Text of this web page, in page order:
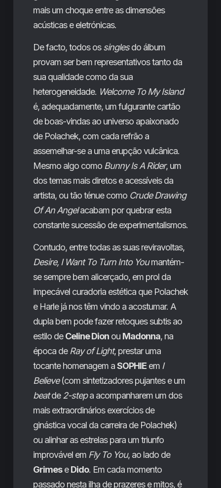
mais um choque entre as dimensões
acústicas e eletrónicas.
De facto, todos ossinglesdo álbum
provam ser bem representativos tanto da
sua qualidade como da sua
heterogeneidade. Welcome To My Island
é, adequadamente, um fulgurante cartão
de boas-vindas ao universo apaixonado
de Polachek, com cada refrão a
assemelhar-se a uma erupção vulcânica.
Mesmo algo como Bunny Is A Rider, um
dos temas mais diretos e acessíveis da
artista, ou tão ténue como Crude Drawing
Of An Angelacabam por quebrar esta
constante sucessão de experimentalismos.
Contudo, entre todas as suas reviravoltas,
Desire, I Want To Turn Into Youmantém-
se sempre bem alicerçado, em prol da
impecável curadoria estética que Polachek
e Harle já nos têm vindo a acostumar. A
dupla bem pode fazer retoques subtis ao
estilo deCeline Dionou Madonna, na
época de Ray of Light, prestar uma
tocante homenagem aSOPHIEem I
Believe(com sintetizadores pujantes e um
beatde 2-stepa acompanharem um dos
mais extraordinários exercícios de
ginástica vocal da carreira de Polachek)
ou alinhar as estrelas para um triunfo
improvável em Fly To You, ao lado de
GrimeseDido. Em cada momento
passado nesta ilha de prazeres e mitos, é